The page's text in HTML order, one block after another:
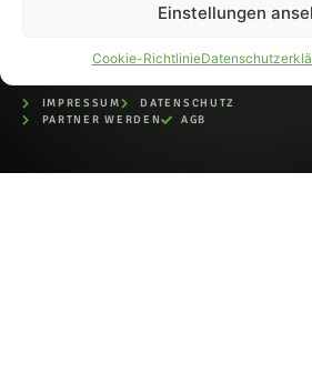
Einstellungen
Cookie-Richtlinie
IMPRESSUM
DATENSCHUTZ
PARTNER WERDEN
AGB